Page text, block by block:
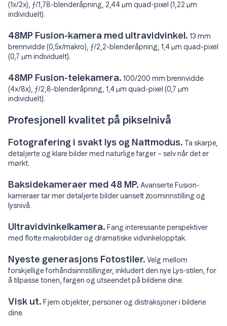
(1x/2x), ƒ/1,78-blenderåpning, 2,44 μm quad-pixel (1,22 μm
individuelt).
48MP Fusion-kamera med ultravidvinkel. 13 mm
brennvidde (0,5x/makro), ƒ/2,2-blenderåpning, 1,4 μm quad-pixel
(0,7 μm individuelt).
48MP Fusion-telekamera. 100/200 mm brennvidde
(4x/8x), ƒ/2,8-blenderåpning, 1,4 μm quad-pixel (0,7 μm
individuelt).
Profesjonell kvalitet på pikselnivå
Fotografering i svakt lys og Nattmodus. Ta skarpe,
detaljerte og klare bilder med naturlige farger – selv når det er
mørkt.
Baksidekameraer med 48 MP. Avanserte Fusion-
kameraer tar mer detaljerte bilder uansett zoominnstilling og
lysnivå.
Ultravidvinkelkamera. Fang interessante perspektiver
med flotte makrobilder og dramatiske vidvinkelopptak.
Nyeste generasjons Fotostiler. Velg mellom
forskjellige forhåndsinnstillinger, inkludert den nye Lys-stilen, for
å tilpasse tonen, fargen og utseendet på bildene dine.
Visk ut. Fjern objekter, personer og distraksjoner i bildene
dine.